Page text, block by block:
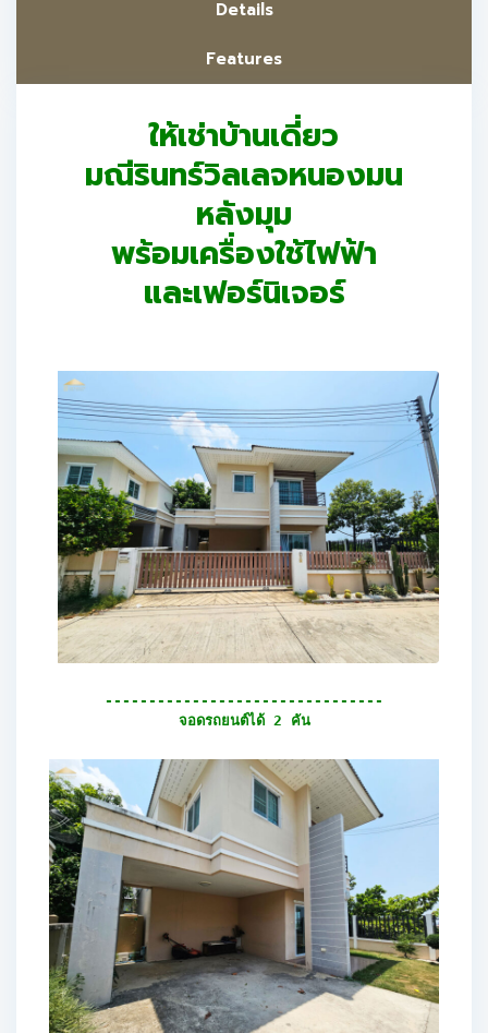
Details
Features
ให้เช่าบ้านเดี่ยว
มณีรินทร์วิลเลจหนองมน
หลังมุม
พร้อมเครื่องใช้ไฟฟ้า
และเฟอร์นิเจอร์
--------------------------------
จอดรถยนต์ได้ 2 คัน